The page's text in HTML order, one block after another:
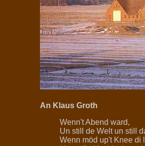
An Klaus Groth
Wenn't Abend ward,
Un still de Welt un still
Wenn möd up't Knee di